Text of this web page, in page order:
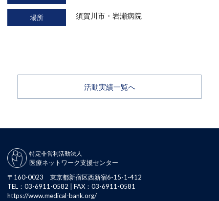
場所 須賀川市・岩瀬病院
活動実績一覧へ
特定非営利活動法人
医療ネットワーク支援センター
〒160-0023 東京都新宿区西新宿6-15-1-412
TEL：03-6911-0582 | FAX：03-6911-0581
https://www.medical-bank.org/